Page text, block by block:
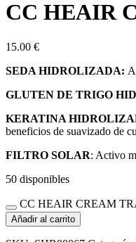
CC HEAIR
15.00 €
SEDA HIDROLIZADA:
GLUTEN DE TRIGO
KERATINA
beneficios de suavizado de
FILTRO SOLAR: Activo
50 disponibles
CC HEAIR CREAM
Añadir al carrito